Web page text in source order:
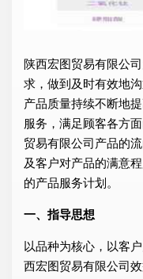
陕西宏图贸易有限公
求，做到及时有效地
产品质量持续不断地
服务，满足顾客各方
贸易有限公司产品的
及客户对产品的满意
的产品服务计划。
一、指导思想
以品种为核心，以客
西宏图贸易有限公司